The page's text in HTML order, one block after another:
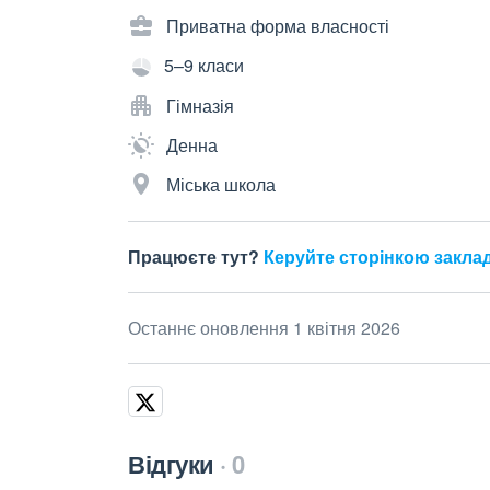
Приватна форма власності
5–9 класи
Гімназія
Денна
Міська школа
Працюєте тут? Керуйте сторінкою
Останнє оновлення 1 квітня 2026
Відгуки 0